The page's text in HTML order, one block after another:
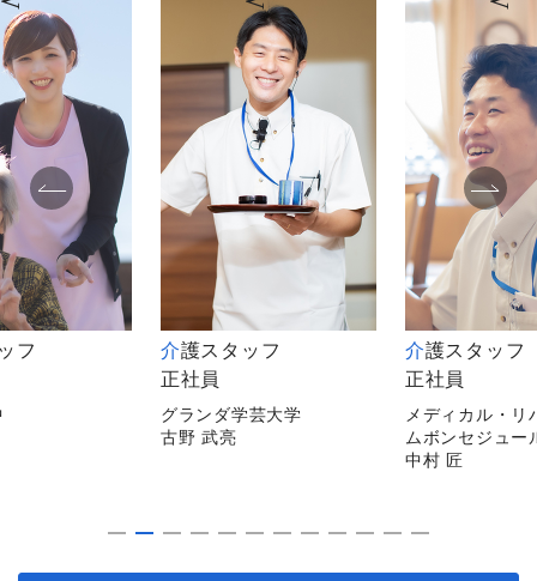
フ
介護スタッフ
正社員
グランダ学芸大学
古野 武亮
介護スタッフ
正社員
メディカル・リ
ムボンセジュー
中村 匠